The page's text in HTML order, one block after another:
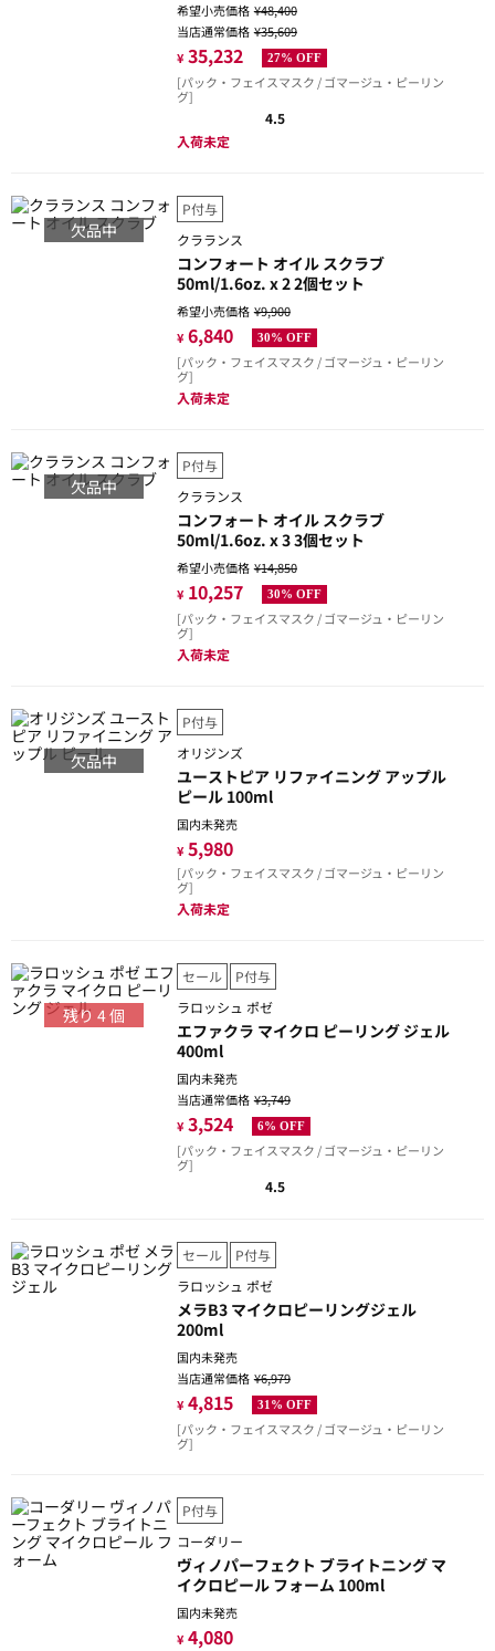
希望小売価格¥48,400
当店通常価格¥35,609
¥ 35,232 27% OFF
[パック・フェイスマスク / ゴマージュ・ピーリン
グ]
4.5
入荷未定
欠品中
P付与
クラランス
コンフォート オイル スクラブ
50ml/1.6oz. x 2 2個セット
希望小売価格¥9,900
¥ 6,840 30% OFF
[パック・フェイスマスク / ゴマージュ・ピーリン
グ]
入荷未定
欠品中
P付与
クラランス
コンフォート オイル スクラブ
50ml/1.6oz. x 3 3個セット
希望小売価格¥14,850
¥ 10,257 30% OFF
[パック・フェイスマスク / ゴマージュ・ピーリン
グ]
入荷未定
欠品中
P付与
オリジンズ
ユーストピア リファイニング アップル
ピール 100ml
国内未発売
¥ 5,980
[パック・フェイスマスク / ゴマージュ・ピーリン
グ]
入荷未定
残り 4個
セール
P付与
ラロッシュ ポゼ
エファクラ マイクロ ピーリング ジェル
400ml
国内未発売
当店通常価格¥3,749
¥ 3,524 6% OFF
[パック・フェイスマスク / ゴマージュ・ピーリン
グ]
4.5
セール
P付与
ラロッシュ ポゼ
メラB3 マイクロピーリングジェル
200ml
国内未発売
当店通常価格¥6,979
¥ 4,815 31% OFF
[パック・フェイスマスク / ゴマージュ・ピーリン
グ]
P付与
コーダリー
ヴィノパーフェクト ブライトニング マ
イクロピール フォーム 100ml
国内未発売
¥ 4,080